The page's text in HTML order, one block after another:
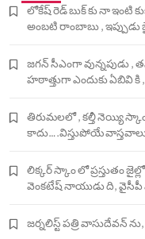
లోకేష్ రెడ్ బుక్ కు నా ఇంటి
అంబటి రాంబాబు , ఇప్పుడు
జగన్ సీఎంగా వున్నపుడు ,
హఠాత్తుగా ఎందుకు ఏబివి కి
తిరుమలలో , కల్తీ నెయ్యి
కాదు….విస్తుపోయే
లిక్కర్ స్కాం లో ప్రస్తుతం
వెంకటేష్ నాయుడు ది, వైసీపీ
జర్నలిస్ట్ పత్రి వాసుదేవన్